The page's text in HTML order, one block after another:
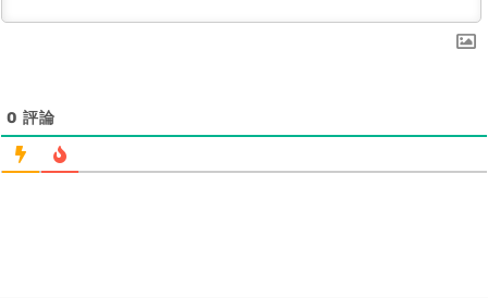
0 評論